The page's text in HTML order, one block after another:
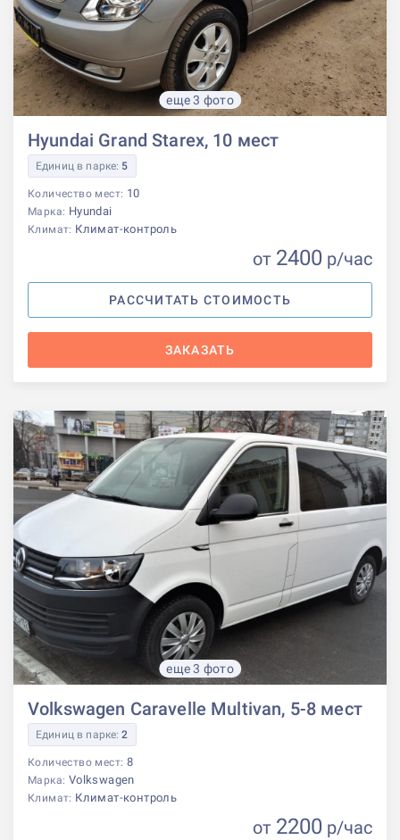
еще 3 фото
Hyundai Grand Starex, 10 мест
Единиц в парке: 5
Количество мест: 10
Марка: Hyundai
Климат: Климат-контроль
от 2400 р/час
РАССЧИТАТЬ СТОИМОСТЬ
ЗАКАЗАТЬ
еще 3 фото
Volkswagen Caravelle Multivan, 5-8 мест
Единиц в парке:2
Количество мест: 8
Марка: Volkswagen
Климат: Климат-контроль
от 2200 р/час